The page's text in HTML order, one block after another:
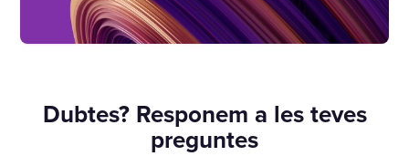
Dubtes? Responem a les teves
preguntes